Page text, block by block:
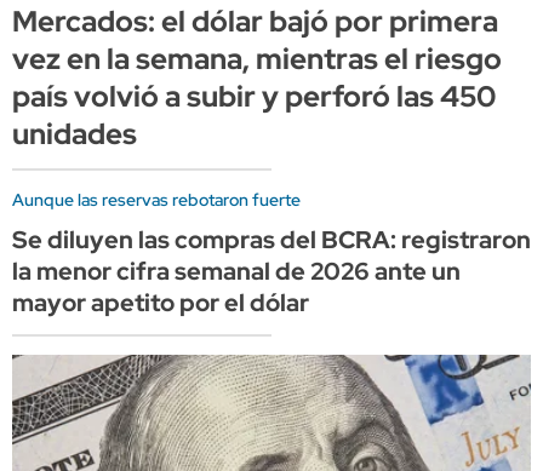
Mercados: el dólar bajó por primera
vez en la semana, mientras el riesgo
país volvió a subir y perforó las 450
unidades
Aunque las reservas rebotaron fuerte
Se diluyen las compras del BCRA: registraron
la menor cifra semanal de 2026 ante un
mayor apetito por el dólar